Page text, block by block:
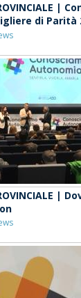
|
di Parità
|